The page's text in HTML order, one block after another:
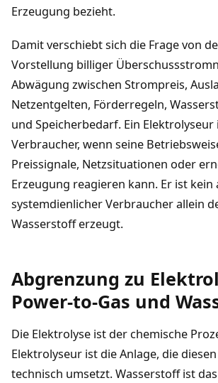
Erzeugung bezieht.
Damit verschiebt sich die Frage von
Vorstellung billiger
Abwägung zwischen Strompreis,
Netzentgelten, Förderregeln,
und Speicherbedarf. Ein
Verbraucher, wenn seine
Preissignale, Netzsituationen oder
Erzeugung reagieren kann. Er ist
systemdienlicher Verbraucher allein
Wasserstoff erzeugt.
Abgrenzung zu
Power-to-Gas und
Die Elektrolyse ist der chemische
Elektrolyseur ist die Anlage, die
technisch umsetzt. Wasserstoff ist